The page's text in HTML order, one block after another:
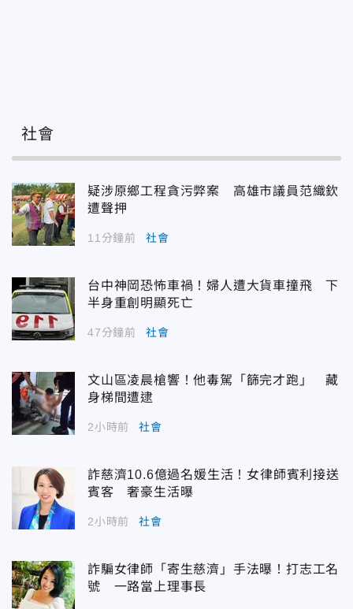
社會
疑涉原鄉工程貪污弊案 高雄市議員范織欽
遭聲押
11分鐘前 社會
台中神岡恐怖車禍！婦人遭大貨車撞飛 下
半身重創明顯死亡
47分鐘前 社會
文山區凌晨槍響！他毒駕「篩完才跑」 藏
身梯間遭逮
2小時前 社會
詐慈濟10.6億過名媛生活！女律師賓利接送
賓客 奢豪生活曝
2小時前 社會
詐騙女律師「寄生慈濟」手法曝！打志工名
號 一路當上理事長